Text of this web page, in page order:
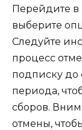
Перейдите в
выберите
Следуйте
процесс
подписку до
периода,
сборов.
отмены,